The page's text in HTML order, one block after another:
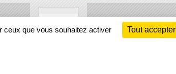
ceux que vous souhaitez activer Tout accepter